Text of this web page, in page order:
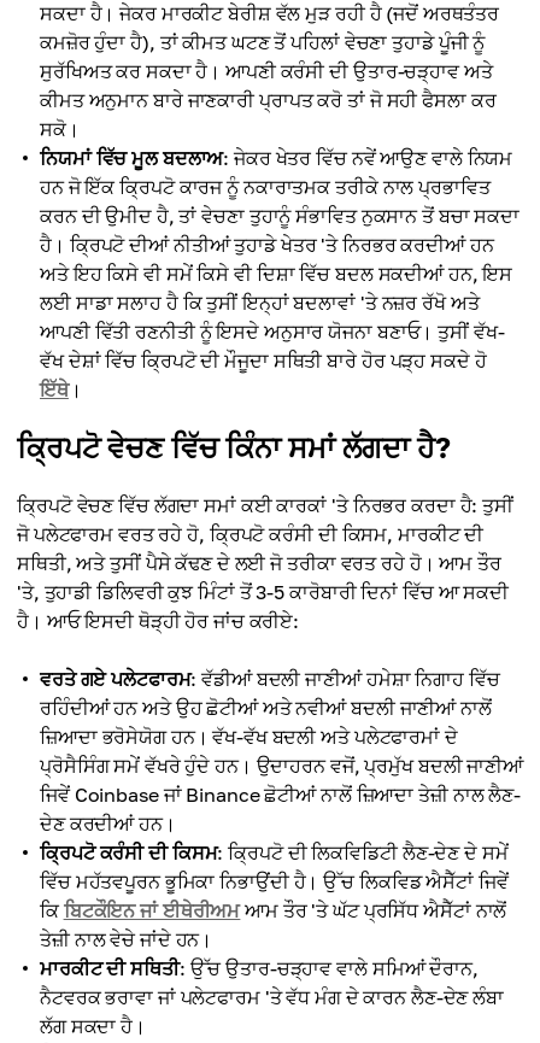
ਸਕਦਾ ਹੈ। ਜੇਕਰ ਮਾਰਕੀਟ ਬੇਰੀਸ਼ ਵੱਲ ਮੁੜ ਰਹੀ ਹੈ (ਜਦੋਂ ਅਰਥਤੰਤਰ
ਕਮਜ਼ੋਰ ਹੁੰਦਾ ਹੈ), ਤਾਂ ਕੀਮਤ ਘਟਣ ਤੋਂ ਪਹਿਲਾਂ ਵੇਚਣਾ ਤੁਹਾਡੇ ਪੂੰਜੀ ਨੂੰ
ਸੁਰੱਖਿਅਤ ਕਰ ਸਕਦਾ ਹੈ। ਆਪਣੀ ਕਰੰਸੀ ਦੀ ਉਤਾਰ-ਚੜ੍ਹਾਵ ਅਤੇ
ਕੀਮਤ ਅਨੁਮਾਨ ਬਾਰੇ ਜਾਣਕਾਰੀ ਪ੍ਰਾਪਤ ਕਰੋ ਤਾਂ ਜੋ ਸਹੀ ਫੈਸਲਾ ਕਰ
ਸਕੋ।
ਨਿਯਮਾਂ ਵਿੱਚ ਮੂਲ ਬਦਲਾਅ: ਜੇਕਰ ਖੇਤਰ ਵਿੱਚ ਨਵੇਂ ਆਉਣ ਵਾਲੇ ਨਿਯਮ
ਹਨ ਜੋ ਇੱਕ ਕ੍ਰਿਪਟੋ ਕਾਰਜ ਨੂੰ ਨਕਾਰਾਤਮਕ ਤਰੀਕੇ ਨਾਲ ਪ੍ਰਭਾਵਿਤ
ਕਰਨ ਦੀ ਉਮੀਦ ਹੈ, ਤਾਂ ਵੇਚਣਾ ਤੁਹਾਨੂੰ ਸੰਭਾਵਿਤ ਨੁਕਸਾਨ ਤੋਂ ਬਚਾ ਸਕਦਾ
ਹੈ। ਕ੍ਰਿਪਟੋ ਦੀਆਂ ਨੀਤੀਆਂ ਤੁਹਾਡੇ ਖੇਤਰ 'ਤੇ ਨਿਰਭਰ ਕਰਦੀਆਂ ਹਨ
ਅਤੇ ਇਹ ਕਿਸੇ ਵੀ ਸਮੇਂ ਕਿਸੇ ਵੀ ਦਿਸ਼ਾ ਵਿੱਚ ਬਦਲ ਸਕਦੀਆਂ ਹਨ, ਇਸ
ਲਈ ਸਾਡਾ ਸਲਾਹ ਹੈ ਕਿ ਤੁਸੀਂ ਇਨ੍ਹਾਂ ਬਦਲਾਵਾਂ 'ਤੇ ਨਜ਼ਰ ਰੱਖੋ ਅਤੇ
ਆਪਣੀ ਵਿੱਤੀ ਰਣਨੀਤੀ ਨੂੰ ਇਸਦੇ ਅਨੁਸਾਰ ਯੋਜਨਾ ਬਣਾਓ। ਤੁਸੀਂ ਵੱਖ-
ਵੱਖ ਦੇਸ਼ਾਂ ਵਿੱਚ ਕ੍ਰਿਪਟੋ ਦੀ ਮੌਜੂਦਾ ਸਥਿਤੀ ਬਾਰੇ ਹੋਰ ਪੜ੍ਹ ਸਕਦੇ ਹੋ
ਇੱਥੇ।
ਕ੍ਰਿਪਟੋ ਵੇਚਣ ਵਿੱਚ ਕਿੰਨਾ ਸਮਾਂ ਲੱਗਦਾ ਹੈ?
ਕ੍ਰਿਪਟੋ ਵੇਚਣ ਵਿੱਚ ਲੱਗਦਾ ਸਮਾਂ ਕਈ ਕਾਰਕਾਂ 'ਤੇ ਨਿਰਭਰ ਕਰਦਾ ਹੈ: ਤੁਸੀਂ
ਜੋ ਪਲੇਟਫਾਰਮ ਵਰਤ ਰਹੇ ਹੋ, ਕ੍ਰਿਪਟੋ ਕਰੰਸੀ ਦੀ ਕਿਸਮ, ਮਾਰਕੀਟ ਦੀ
ਸਥਿਤੀ, ਅਤੇ ਤੁਸੀਂ ਪੈਸੇ ਕੱਢਣ ਦੇ ਲਈ ਜੋ ਤਰੀਕਾ ਵਰਤ ਰਹੇ ਹੋ। ਆਮ ਤੌਰ
'ਤੇ, ਤੁਹਾਡੀ ਡਿਲਿਵਰੀ ਕੁਝ ਮਿੰਟਾਂ ਤੋਂ 3-5 ਕਾਰੋਬਾਰੀ ਦਿਨਾਂ ਵਿੱਚ ਆ ਸਕਦੀ
ਹੈ। ਆਓ ਇਸਦੀ ਥੋੜ੍ਹੀ ਹੋਰ ਜਾਂਚ ਕਰੀਏ:
ਵਰਤੇ ਗਏ ਪਲੇਟਫਾਰਮ: ਵੱਡੀਆਂ ਬਦਲੀ ਜਾਣੀਆਂ ਹਮੇਸ਼ਾ ਨਿਗਾਹ ਵਿੱਚ
ਰਹਿੰਦੀਆਂ ਹਨ ਅਤੇ ਉਹ ਛੋਟੀਆਂ ਅਤੇ ਨਵੀਆਂ ਬਦਲੀ ਜਾਣੀਆਂ ਨਾਲੋਂ
ਜ਼ਿਆਦਾ ਭਰੋਸੇਯੋਗ ਹਨ। ਵੱਖ-ਵੱਖ ਬਦਲੀ ਅਤੇ ਪਲੇਟਫਾਰਮਾਂ ਦੇ
ਪ੍ਰੋਸੈਸਿੰਗ ਸਮੇਂ ਵੱਖਰੇ ਹੁੰਦੇ ਹਨ। ਉਦਾਹਰਨ ਵਜੋਂ, ਪ੍ਰਮੁੱਖ ਬਦਲੀ ਜਾਣੀਆਂ
ਜਿਵੇਂ Coinbase ਜਾਂ Binance ਛੋਟੀਆਂ ਨਾਲੋਂ ਜ਼ਿਆਦਾ ਤੇਜ਼ੀ ਨਾਲ ਲੈਣ-
ਦੇਣ ਕਰਦੀਆਂ ਹਨ।
ਕ੍ਰਿਪਟੋ ਕਰੰਸੀ ਦੀ ਕਿਸਮ: ਕ੍ਰਿਪਟੋ ਦੀ ਲਿਕਵਿਡਿਟੀ ਲੈਣ-ਦੇਣ ਦੇ ਸਮੇਂ
ਵਿੱਚ ਮਹੱਤਵਪੂਰਨ ਭੂਮਿਕਾ ਨਿਭਾਉਂਦੀ ਹੈ। ਉੱਚ ਲਿਕਵਿਡ ਐਸੈੱਟਾਂ ਜਿਵੇਂ
ਕਿਬਿਟਕੌਇਨ ਜਾਂ ਈਥੇਰੀਅਮਆਮ ਤੌਰ 'ਤੇ ਘੱਟ ਪ੍ਰਸਿੱਧ ਐਸੈੱਟਾਂ ਨਾਲੋਂ
ਤੇਜ਼ੀ ਨਾਲ ਵੇਚੇ ਜਾਂਦੇ ਹਨ।
ਮਾਰਕੀਟ ਦੀ ਸਥਿਤੀ: ਉੱਚ ਉਤਾਰ-ਚੜ੍ਹਾਵ ਵਾਲੇ ਸਮਿਆਂ ਦੌਰਾਨ,
ਨੈਟਵਰਕ ਭਰਾਵਾ ਜਾਂ ਪਲੇਟਫਾਰਮ 'ਤੇ ਵੱਧ ਮੰਗ ਦੇ ਕਾਰਨ ਲੈਣ-ਦੇਣ ਲੰਬਾ
ਲੱਗ ਸਕਦਾ ਹੈ।